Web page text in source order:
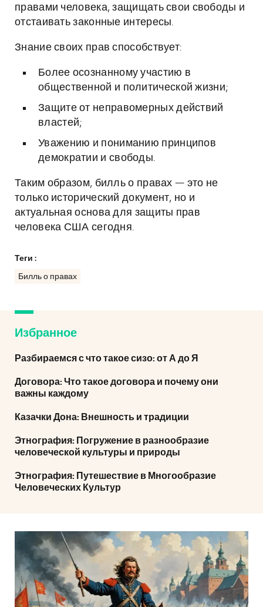
правами человека, защищать свои свободы и
отстаивать законные интересы.
Знание своих прав способствует:
Более осознанному участию в
общественной и политической жизни;
Защите от неправомерных действий
властей;
Уважению и пониманию принципов
демократии и свободы.
Таким образом, билль о правах — это не
только исторический документ, но и
актуальная основа для защиты прав
человека США сегодня.
Теги :
Билль о правах
Избранное
Разбираемся с что такое сизо: от А до Я
Договора: Что такое договора и почему они
важны каждому
Казачки Дона: Внешность и традиции
Этнография: Погружение в разнообразие
человеческой культуры и природы
Этнография: Путешествие в Многообразие
Человеческих Культур